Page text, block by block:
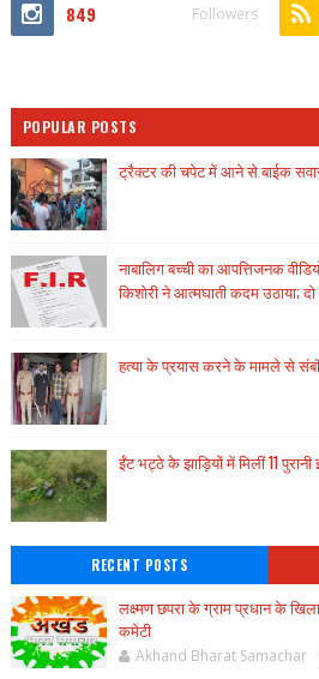
849 Followers
POPULAR POSTS
ट्रैक्टर की चपेट में आने से बाईक
नाबालिग बच्ची का आपत्तिजनक
किशोरी ने आत्मघाती कदम उठाया;
हत्या के प्रयास करने के मामले से
ईंट भट्ठे के झाड़ियों में मिलीं 11
RECENT POSTS
लक्ष्मण छपरा के ग्राम प्रधान के
कमेटी
Akhand Bharat Samachar